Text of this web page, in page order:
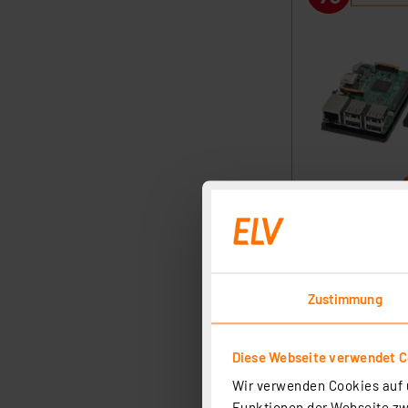
Zustimmung
Diese Webseite verwendet
Wir verwenden Cookies